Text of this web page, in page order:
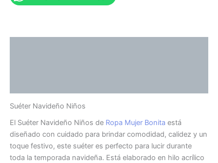
Suéter Navideño Niños
El Suéter Navideño Niños de Ropa Mujer Bonita está
diseñado con cuidado para brindar comodidad, calidez y un
toque festivo, este suéter es perfecto para lucir durante
toda la temporada navideña. Está elaborado en hilo acrílico